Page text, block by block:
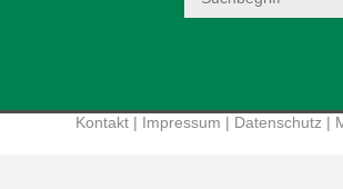
Kontakt | Impressum | Datenschutz |